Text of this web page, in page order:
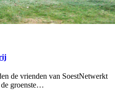
de vrienden van SoestNetwerkt
de groenste…